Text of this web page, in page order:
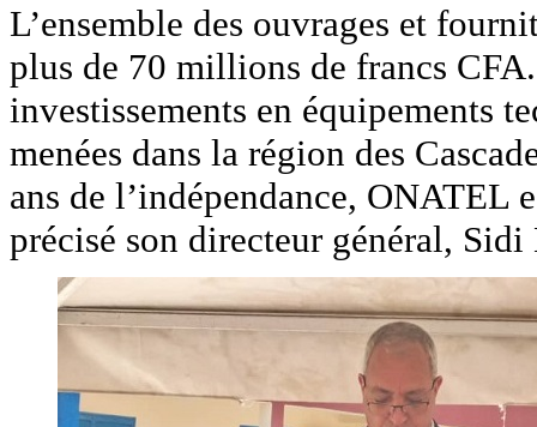
L’ensemble des ouvrages et
plus de 70 millions de francs
investissements en équipements
menées dans la région des
ans de l’indépendance, ONATEL
précisé son directeur général,